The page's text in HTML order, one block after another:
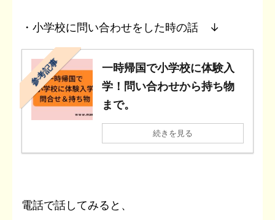
・小学校に問い合わせをした時の話 ↓
参考記事
一時帰国で小学校に体験入
学！問い合わせから持ち物
まで。
続きを見る
電話で話してみると、